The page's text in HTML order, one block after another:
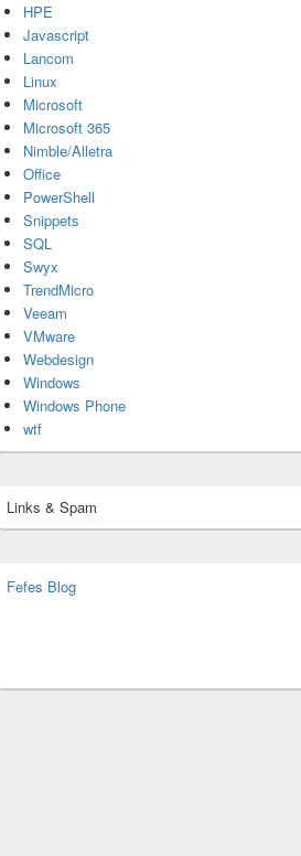
HPE
Javascript
Lancom
Linux
Microsoft
Microsoft 365
Nimble/Alletra
Office
PowerShell
Snippets
SQL
Swyx
TrendMicro
Veeam
VMware
Webdesign
Windows
Windows Phone
wtf
Links & Spam
Fefes Blog